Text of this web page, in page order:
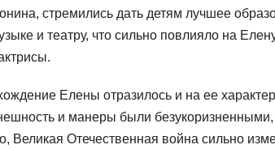
стремились дать детям лучшее
и театру, что сильно повлияло на
Елены отразилось и на ее
и манеры были безукоризненными,
Великая Отечественная война сильно